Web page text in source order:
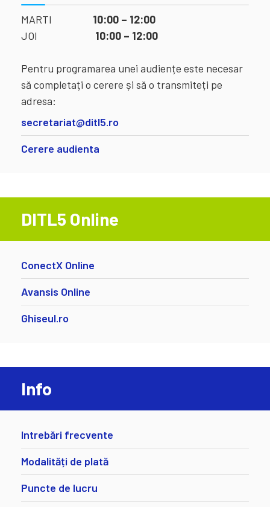
MARTI 10:00 – 12:00
JOI 10:00 – 12:00
Pentru programarea unei audiențe este necesar
să completați o cerere și să o transmiteți pe
adresa:
secretariat@ditl5.ro
Cerere audienta
DITL5 Online
ConectX Online
Avansis Online
Ghiseul.ro
Info
Intrebări frecvente
Modalități de plată
Puncte de lucru